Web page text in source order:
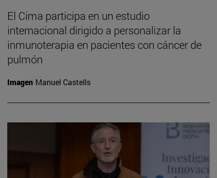
El Cima participa en un estudio
internacional dirigido a personalizar la
inmunoterapia en pacientes con cáncer de
pulmón
Imagen Manuel Castells